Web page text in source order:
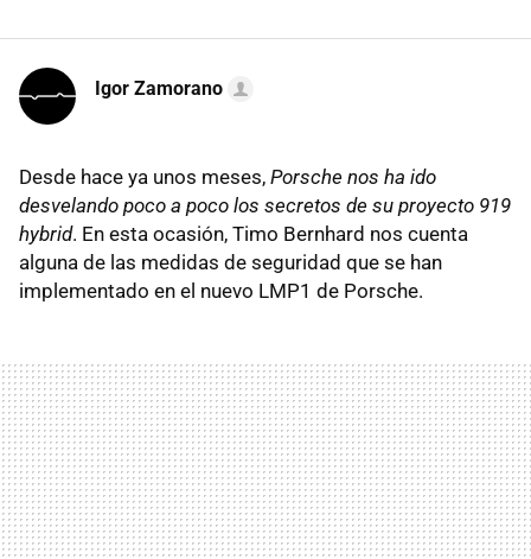
Igor Zamorano
Desde hace ya unos meses, Porsche nos ha ido
desvelando poco a poco los secretos de su proyecto 919
hybrid. En esta ocasión, Timo Bernhard nos cuenta
alguna de las medidas de seguridad que se han
implementado en el nuevo LMP1 de Porsche.